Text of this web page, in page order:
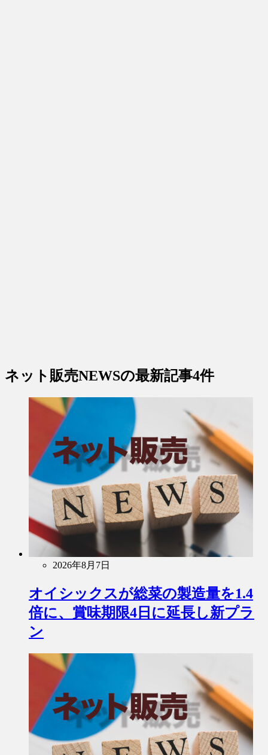
ネット販売NEWSの最新記事4件
2026年8月7日
オイシックスが総菜の製造量を1.4
倍に、賞味期限4日に延長し新プラ
ン